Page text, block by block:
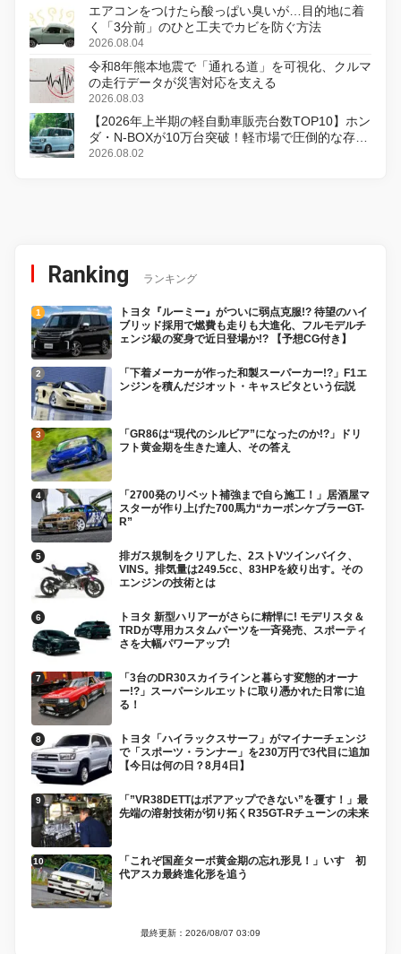
エアコンをつけたら酸っぱい臭いが…目的地に着
く「3分前」のひと工夫でカビを防ぐ方法
2026.08.04
令和8年熊本地震で「通れる道」を可視化、クルマ
の走行データが災害対応を支える
2026.08.03
【2026年上半期の軽自動車販売台数TOP10】ホン
ダ・N-BOXが10万台突破！軽市場で圧倒的な存在
感
2026.08.02
Ranking ランキング
トヨタ『ルーミー』がついに弱点克服!? 待望のハイ
ブリッド採用で燃費も走りも大進化、フルモデルチ
ェンジ級の変身で近日登場か!? 【予想CG付き】
「下着メーカーが作った和製スーパーカー!?」F1エ
ンジンを積んだジオット・キャスピタという伝説
「GR86は“現代のシルビア”になったのか!?」ドリ
フト黄金期を生きた達人、その答え
「2700発のリベット補強まで自ら施工！」居酒屋マ
スターが作り上げた700馬力“カーボンケブラーGT-
R”
排ガス規制をクリアした、2ストVツインバイク、
VINS。排気量は249.5cc、83HPを絞り出す。その
エンジンの技術とは
トヨタ 新型ハリアーがさらに精悍に! モデリスタ＆
TRDが専用カスタムパーツを一斉発売、スポーティ
さを大幅パワーアップ!
「3台のDR30スカイラインと暮らす変態的オーナ
ー!?」スーパーシルエットに取り憑かれた日常に迫
る！
トヨタ「ハイラックスサーフ」がマイナーチェンジ
で「スポーツ・ランナー」を230万円で3代目に追加
【今日は何の日？8月4日】
「”VR38DETTはボアアップできない”を覆す！」最
先端の溶射技術が切り拓くR35GT-Rチューンの未来
「これぞ国産ターボ黄金期の忘れ形見！」いすゞ初
代アスカ最終進化形を追う
最終更新：2026/08/07 03:09